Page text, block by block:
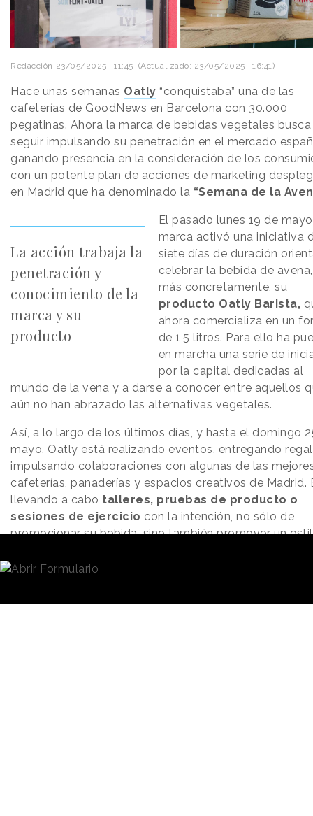
Redacción 23/05/2025 · 11:45 (Actualizado: 23/05/2025 · 16:41)
Hace unas semanas Oatly “conquistaba” una de las
cafeterías de GoodNews en Barcelona con 30.000
pegatinas. Ahora la marca de bebidas vegetales busca
seguir impulsando su penetración en el mercado
ganando presencia en la consideración de los
con un potente plan de acciones de marketing
en Madrid que ha denominado la “Semana de la
La acción trabaja la
penetración y
conocimiento de la
marca y su
producto
El pasado lunes 19 de
marca activó una iniciativa
siete días de duración
celebrar la bebida de
más concretamente, su
producto Oatly Barista,
ahora comercializa en un
de 1,5 litros. Para ello ha
en marcha una serie de
por la capital dedicadas al
mundo de la vena y a darse a conocer entre aquellos
aún no han abrazado las alternativas vegetales.
Así, a lo largo de los últimos días, y hasta el domingo
mayo, Oatly está realizando eventos, entregando
impulsando colaboraciones con algunas de las
cafeterías, panaderías y espacios creativos de Madrid.
llevando a cabo talleres, pruebas de producto o
sesiones de ejercicio con la intención, no sólo de
promocionar su bebida, sino también promover un